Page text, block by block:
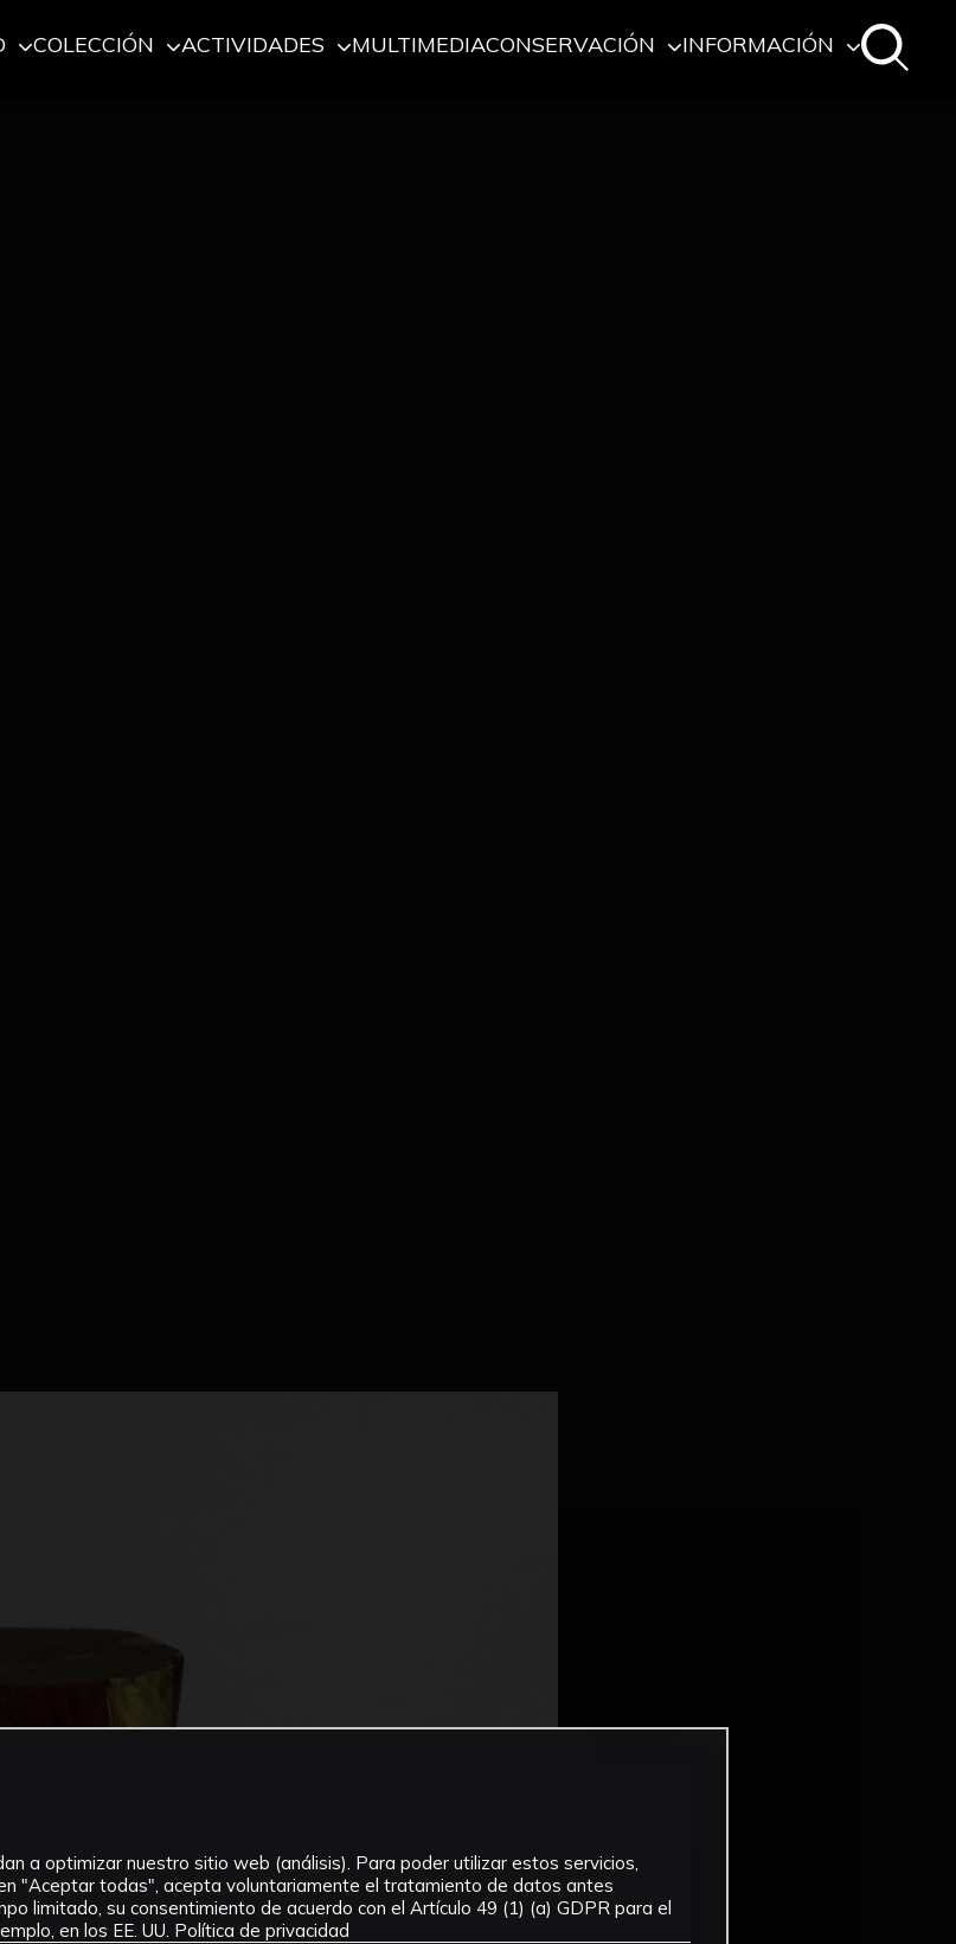
COLECCIÓN ACTIVIDADES MULTIMEDIACONSERVACIÓN INFORMACIÓN
a optimizar nuestro sitio web (análisis). Para poder utilizar estos servicios,
"Aceptar todas", acepta voluntariamente el tratamiento de datos antes
limitado, su consentimiento de acuerdo con el Artículo 49 (1) (a) GDPR para el
en los EE. UU. Política de privacidad